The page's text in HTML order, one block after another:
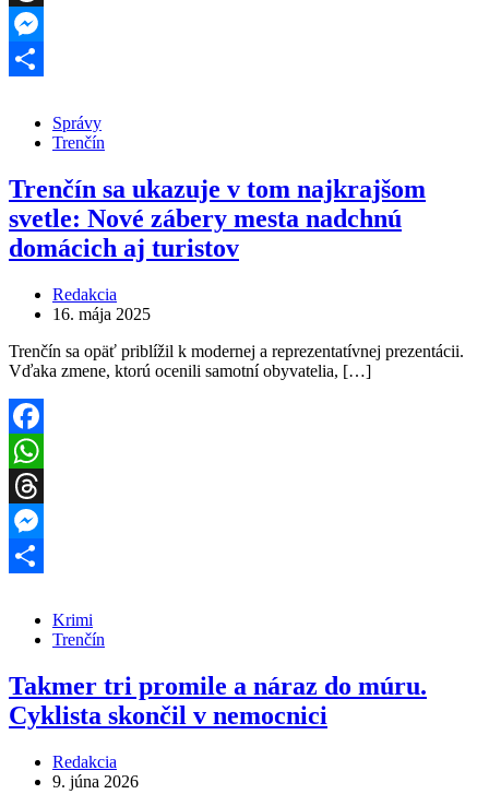
Threads
Messenger
Správy
Trenčín
Trenčín sa ukazuje v tom najkrajšom
svetle: Nové zábery mesta nadchnú
domácich aj turistov
Redakcia
16. mája 2025
Trenčín sa opäť priblížil k modernej a reprezentatívnej prezentácii.
Vďaka zmene, ktorú ocenili samotní obyvatelia, […]
Facebook
WhatsApp
Threads
Messenger
Krimi
Trenčín
Takmer tri promile a náraz do múru.
Cyklista skončil v nemocnici
Redakcia
9. júna 2026